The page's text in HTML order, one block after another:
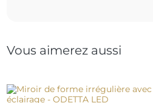
Vous aimerez aussi